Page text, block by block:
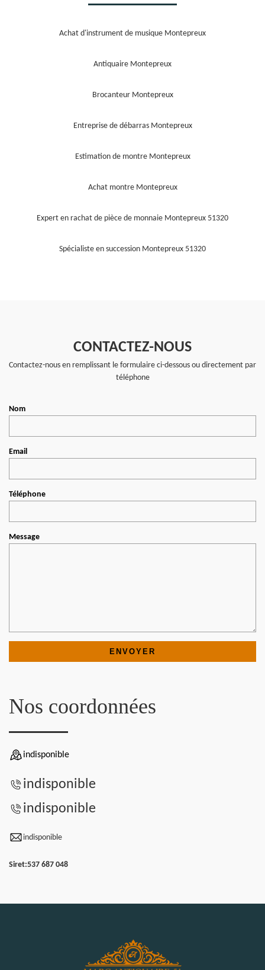
Achat d'instrument de musique Montepreux
Antiquaire Montepreux
Brocanteur Montepreux
Entreprise de débarras Montepreux
Estimation de montre Montepreux
Achat montre Montepreux
Expert en rachat de pièce de monnaie Montepreux 51320
Spécialiste en succession Montepreux 51320
CONTACTEZ-NOUS
Contactez-nous en remplissant le formulaire ci-dessous ou directement par
téléphone
Nom
Email
Téléphone
Message
Nos coordonnées
indisponible
indisponible
indisponible
indisponible
Siret:537 687 048